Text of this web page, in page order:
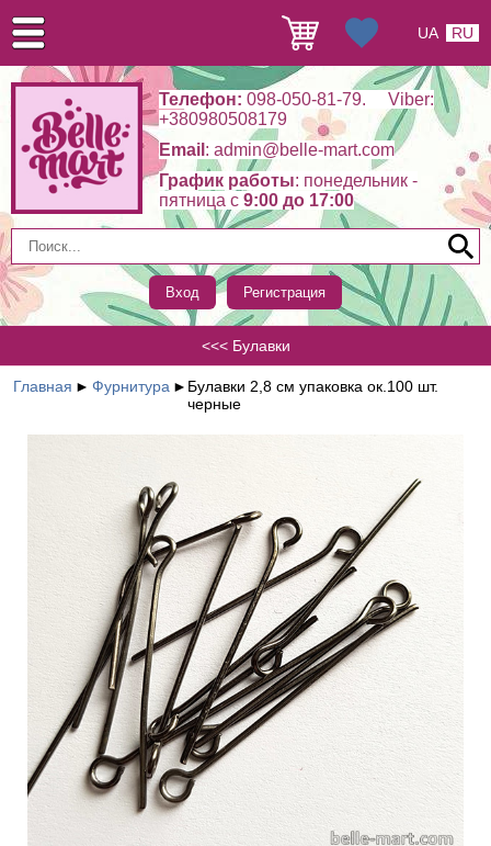
Телефон: 098-050-81-79. Viber:
+380980508179
Email : admin@belle-mart.com
График работы: понедельник -
пятница c 9:00 до 17:00
Вход Регистрация
UA RU
<<< Булавки
Главная ► Фурнитура ► Булавки 2,8 см упаковка ок.100 шт.
черные